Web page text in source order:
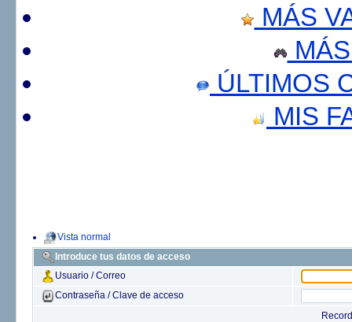
MÁS
ÚLTIMOS
MIS
Vista normal
Introduce tus datos de acceso
Usuario / Correo
Contraseña / Clave de acceso